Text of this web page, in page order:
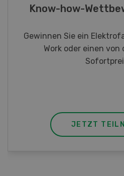
Fotorätsel 07-08/
Gewinnen Sie eines von
Taschenmessern
JETZT